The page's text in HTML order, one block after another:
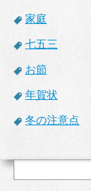
家庭
七五三
お節
年賀状
冬の注意点